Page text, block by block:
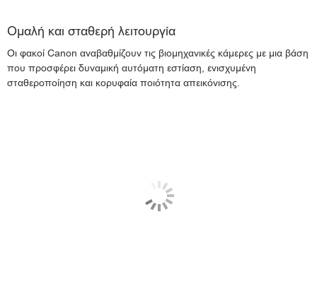
Ομαλή και σταθερή λειτουργία
Οι φακοί Canon αναβαθμίζουν τις βιομηχανικές κάμερες με μια βάση
που προσφέρει δυναμική αυτόματη εστίαση, ενισχυμένη
σταθεροποίηση και κορυφαία ποιότητα απεικόνισης.